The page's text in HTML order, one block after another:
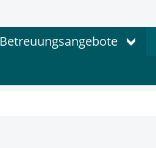
Betreuungsangebote